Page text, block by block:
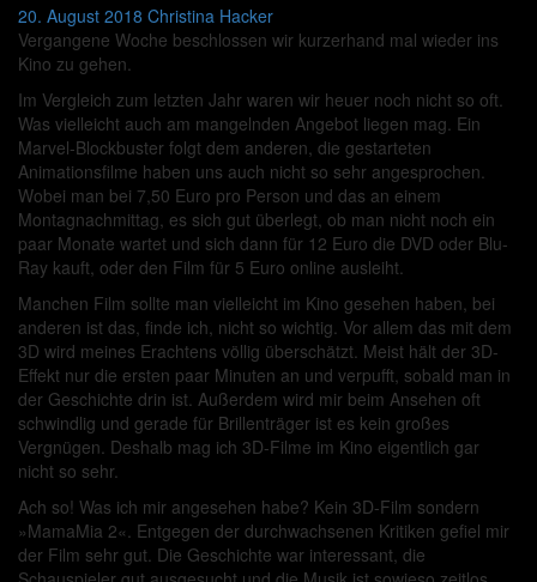
20. August 2018 Christina Hacker
Vergangene Woche beschlossen wir kurzerhand mal wieder ins
Kino zu gehen.
Im Vergleich zum letzten Jahr waren wir heuer noch nicht so oft.
Was vielleicht auch am mangelnden Angebot liegen mag. Ein
Marvel-Blockbuster folgt dem anderen, die gestarteten
Animationsfilme haben uns auch nicht so sehr angesprochen.
Wobei man bei 7,50 Euro pro Person und das an einem
Montagnachmittag, es sich gut überlegt, ob man nicht noch ein
paar Monate wartet und sich dann für 12 Euro die DVD oder Blu-
Ray kauft, oder den Film für 5 Euro online ausleiht.
Manchen Film sollte man vielleicht im Kino gesehen haben, bei
anderen ist das, finde ich, nicht so wichtig. Vor allem das mit dem
3D wird meines Erachtens völlig überschätzt. Meist hält der 3D-
Effekt nur die ersten paar Minuten an und verpufft, sobald man in
der Geschichte drin ist. Außerdem wird mir beim Ansehen oft
schwindlig und gerade für Brillenträger ist es kein großes
Vergnügen. Deshalb mag ich 3D-Filme im Kino eigentlich gar
nicht so sehr.
Ach so! Was ich mir angesehen habe? Kein 3D-Film sondern
»MamaMia 2«. Entgegen der durchwachsenen Kritiken gefiel mir
der Film sehr gut. Die Geschichte war interessant, die